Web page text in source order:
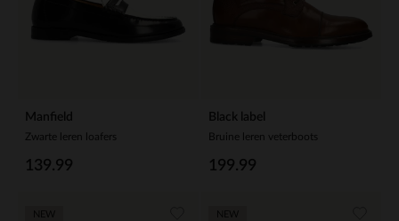
Manfield
Zwarte leren loafers
139.99
Black label
Bruine leren veterboots
199.99